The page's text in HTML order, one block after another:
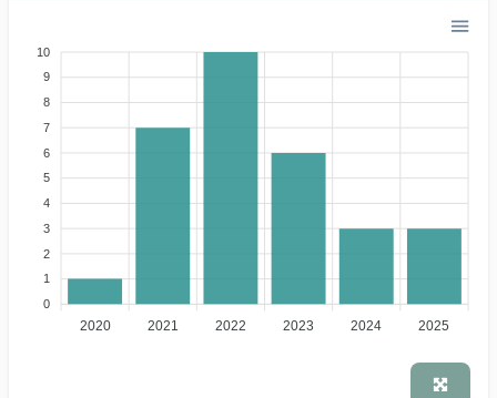
10
9
8
7
6
5
4
3
2
1
0
2020 2021 2022 2023 2024 2025